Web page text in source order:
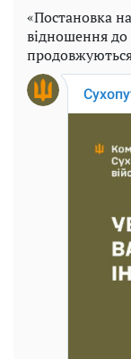
«Постановка
відношення до